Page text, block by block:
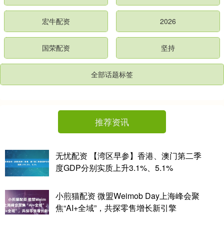
宏牛配资 2026
国荣配资 坚持
全部话题标签
推荐资讯
无忧配资 【湾区早参】香港、澳门第二季
度GDP分别实质上升3.1%、5.1%
小煎猫配资 微盟Weimob Day上海峰会聚
焦“AI+全域”，共探零售增长新引擎